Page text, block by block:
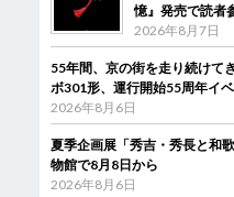
憶』発売で読者
2026年8月7日
55年間、京の街を走り続け
ボ301形、運行開始55周年イ
2026年8月6日
夏季企画展「秀吉・秀長と和
物館で8月8日から
2026年8月6日